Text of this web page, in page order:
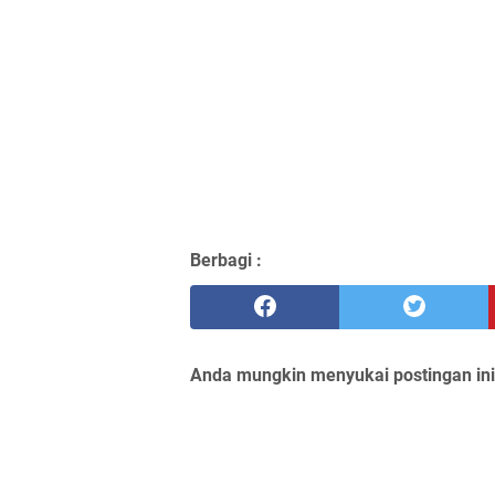
Berbagi :
Anda mungkin menyukai postingan